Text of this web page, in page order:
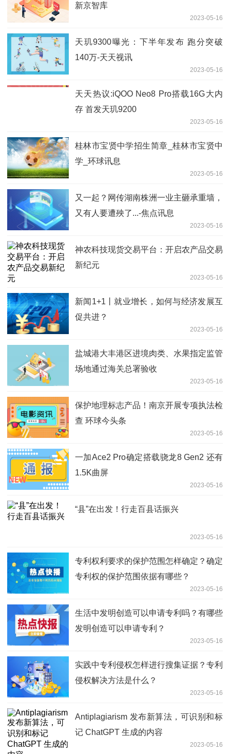
新京智库
2023-05-16
天玑9300曝光：下半年发布 跑分突破
140万-天天视讯
2023-05-16
天天热议:iQOO Neo8 Pro搭载16G大内
存 首发天玑9200
2023-05-16
桂林市宝贤中学招生简章_桂林市宝贤中
学_环球讯息
2023-05-16
又一起？网传湖南株洲一业主砸承重墙，
又有人要遭殃了...-焦点讯息
2023-05-16
神农科技现货交易平台：开启农产品交易
新纪元
2023-05-16
新闻1+1丨就业增长，如何与经济发展互
促共进？
2023-05-16
盐城港大丰港区进境肉类、水果指定监管
场地通过海关总署验收
2023-05-16
保护地理标志产品！南京开展专项执法检
查 环球今头条
2023-05-16
一加Ace2 Pro确定搭载骁龙8 Gen2 还有
1.5K曲屏
2023-05-16
“县”在出发！行走百县话振兴
2023-05-16
专利权利要求的保护范围怎样确定？确定
专利权的保护范围依据有哪些？
2023-05-16
生活中发明创造可以申请专利吗？有哪些
发明创造可以申请专利？
2023-05-16
实践中专利侵权怎样进行搜集证据？专利
侵权解决方法是什么？
2023-05-16
Antiplagiarism 发布新算法，可识别和标
记 ChatGPT 生成的内容
2023-05-16